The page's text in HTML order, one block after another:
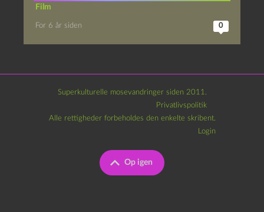
Film
For 6 år siden 0
Superkulturelle mosevandringer siden 2011.
Privatlivspolitik
Op igen
Alle rettigheder forbeholdes den enkelte skribent.
Login